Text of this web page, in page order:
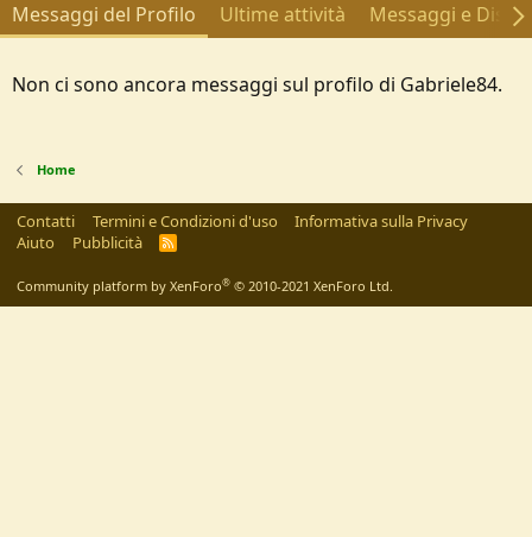
Messaggi del Profilo Ultime attività Messaggi e
Non ci sono ancora messaggi sul profilo di Gabriele84.
Home
Contatti Termini e Condizioni d'uso
Informativa sulla Privacy
Aiuto
Pubblicità
R
Community platform by XenForo® © 2010-2021 XenForo Ltd.